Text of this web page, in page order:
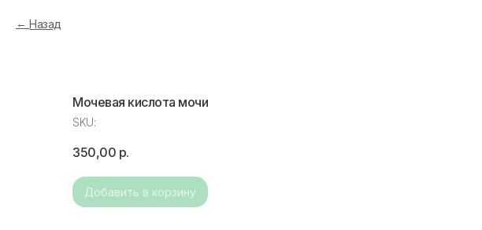
Назад
Мочевая кислота мочи
SKU:
350,00 р.
Добавить в корзину